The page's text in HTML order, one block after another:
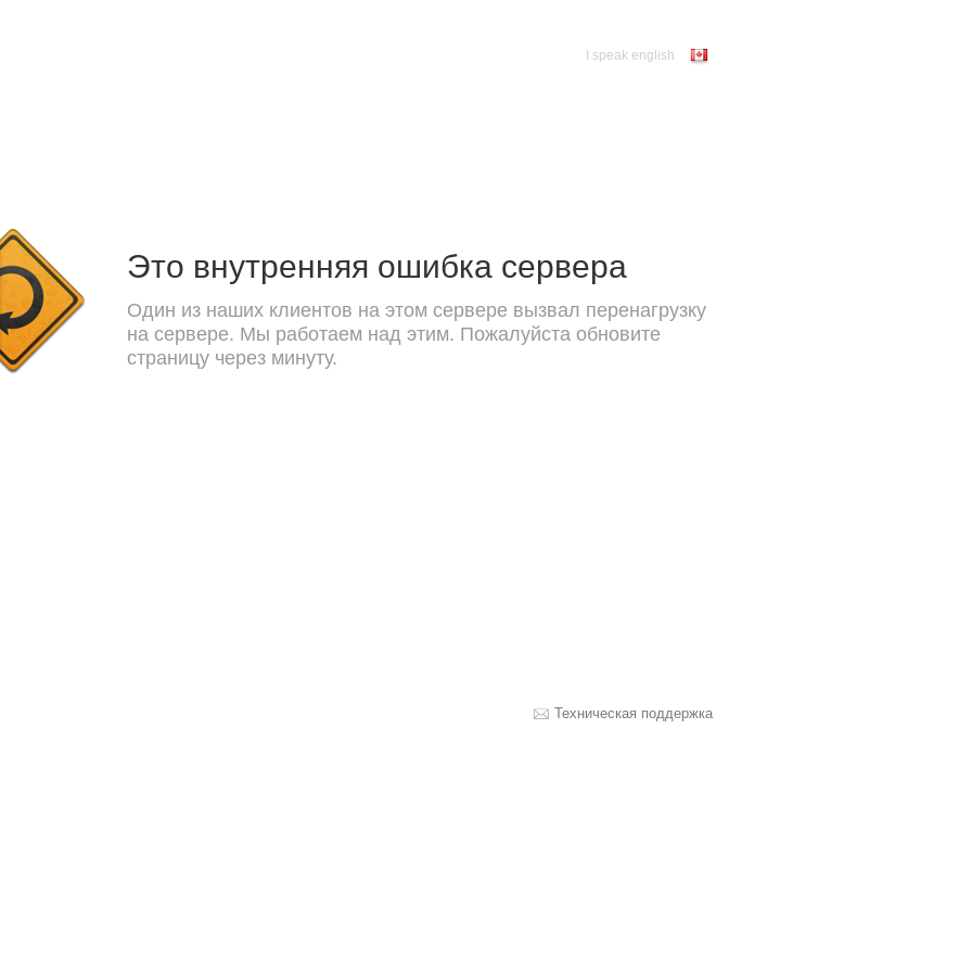
I speak english
Это внутренняя ошибка сервера
Один из наших клиентов на этом сервере вызвал перенагрузку
на сервере. Мы работаем над этим. Пожалуйста обновите
страницу через минуту.
Техническая поддержка